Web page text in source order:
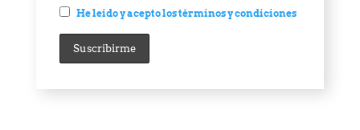
He leído y acepto los términos y condiciones